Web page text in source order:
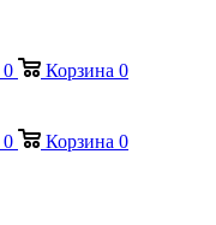
0 Корзина 0
0 Корзина 0